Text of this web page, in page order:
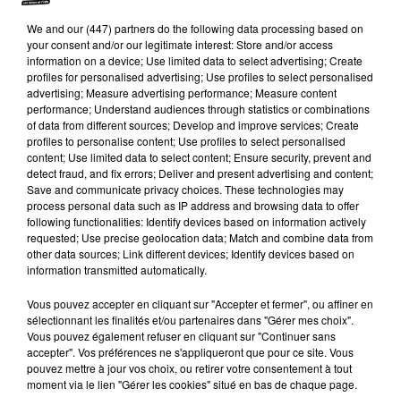
Lecture (4 min 19 sec)
100%
11 juin 2024 - 4 min 19 sec
LES INFOS DU GERS DU 11/06/2024 À 09H01
We and our (447) partnersdo the following data processing based on
your consent and/or our legitimate interest: Store and/or access
information on a device; Use limited data to select advertising; Create
profiles for personalised advertising; Use profiles to select personalised
advertising; Measure advertising performance; Measure content
performance; Understand audiences through statistics or combinations
of data from different sources; Develop and improve services; Create
profiles to personalise content; Use profiles to select personalised
content; Use limited data to select content; Ensure security, prevent and
detect fraud, and fix errors; Deliver and present advertising and content;
Save and communicate privacy choices. These technologies may
process personal data such as IP address and browsing data to offer
following functionalities: Identify devices based on information actively
requested; Use precise geolocation data; Match and combine data from
other data sources; Link different devices; Identify devices based on
information transmitted automatically.
Vous pouvez accepter en cliquant sur "Accepter et fermer", ou affiner en
sélectionnant les finalités et/ou partenaires dans "Gérer mes choix".
Vous pouvez également refuser en cliquant sur "Continuer sans
accepter". Vos préférences ne s'appliqueront que pour ce site. Vous
pouvez mettre à jour vos choix, ou retirer votre consentement à tout
moment via le lien "Gérer les cookies" situé en bas de chaque page.